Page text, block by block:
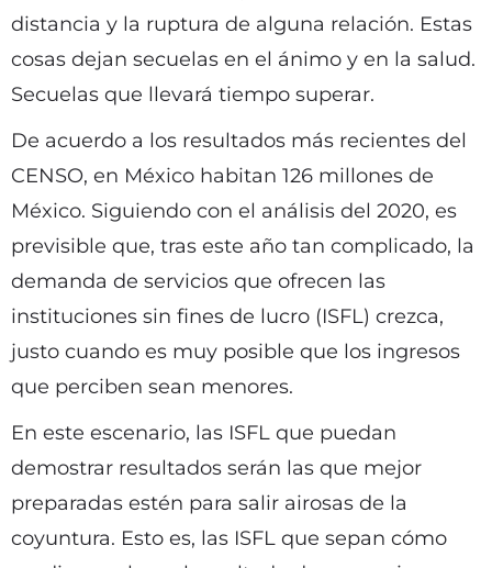
distancia y la ruptura de alguna relación. Estas
cosas dejan secuelas en el ánimo y en la salud.
Secuelas que llevará tiempo superar.
De acuerdo a los resultados más recientes del
CENSO, en México habitan 126 millones de
México. Siguiendo con el análisis del 2020, es
previsible que, tras este año tan complicado, la
demanda de servicios que ofrecen las
instituciones sin fines de lucro (ISFL) crezca,
justo cuando es muy posible que los ingresos
que perciben sean menores.
En este escenario, las ISFL que puedan
demostrar resultados serán las que mejor
preparadas estén para salir airosas de la
coyuntura. Esto es, las ISFL que sepan cómo